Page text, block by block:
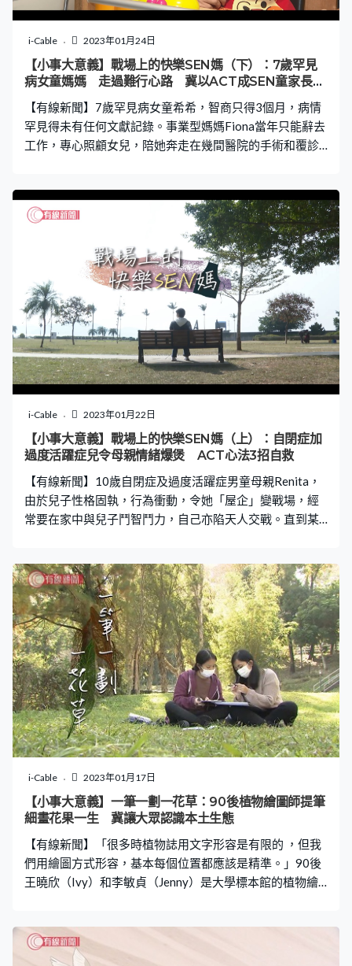
i-Cable 2023年01月24日
【小事大意義】戰場上的快樂SEN媽（下）：7歲罕見
病女童媽媽 走過難行心路 冀以ACT成SEN童家長同
路人
【有線新聞】7歲罕見病女童希希，智商只得3個月，病情
罕見得未有任何文獻記錄。事業型媽媽Fiona當年只能辭去
工作，專心照顧女兒，陪她奔走在幾間醫院的手術和覆診
港家長把一切責任扛在身上，情緒壓力無從渲泄。有罕見
病及特殊教育需要子女的父母，又如何捱過最難行的路？
為何當年同路人渺渺的她，現在希望走出來，學習新一代
心理輔導方法ACT，以過來人的身份，陪伴其他有特殊需
要的兒童家長？在陪訓中，她又受到甚麼啟發？
i-Cable 2023年01月22日
【小事大意義】戰場上的快樂SEN媽（上）：自閉症加
過度活躍症兒令母親情緒爆煲 ACT心法3招自救
【有線新聞】10歲自閉症及過度活躍症男童母親Renita，
由於兒子性格固執，行為衝動，令她「屋企」變戰場，經
常要在家中與兒子鬥智鬥力，自己亦陷天人交戰。直到某
「解決問題」，而是先照顧好自己情緒，自省心底最珍重
的東西為何，把崩緊的情緒和關係軟化，才能一步步走向
目標。究竟她最終的改變是甚麼？
i-Cable 2023年01月17日
【小事大意義】一筆一劃一花草：90後植物繪圖師提筆
細畫花果一生 冀讓大眾認識本土生態
【有線新聞】「很多時植物誌用文字形容是有限的 ，但我
們用繪圖方式形容，基本每個位置都應該是精準。」90後
王曉欣（Ivy）和李敏貞（Jenny）是大學標本館的植物繪
說其結構與特徵，為植物學者日後的研究奠下基礎，亦為
大眾在了解本土自然生態時，多了一個容易理解的參考途